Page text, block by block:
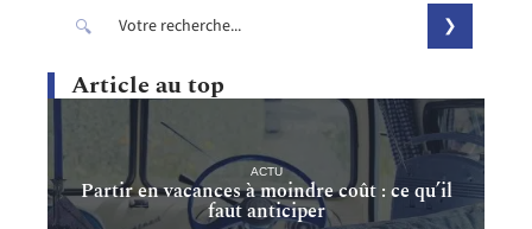
Article au top
ACTU
Partir en vacances à moindre coût : ce qu’il
faut anticiper